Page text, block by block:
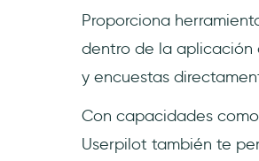
Proporciona
dentro de la aplicación
y encuestas
Con capacidades
Userpilot también te